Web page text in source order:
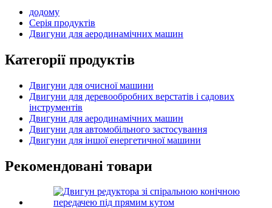
додому
Серія продуктів
Двигуни для аеродинамічних машин
Категорії продуктів
Двигуни для очисної машини
Двигуни для деревообробних верстатів і садових
інструментів
Двигуни для аеродинамічних машин
Двигуни для автомобільного застосування
Двигуни для іншої енергетичної машини
Рекомендовані товари